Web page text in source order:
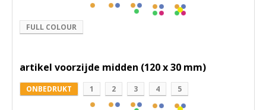
FULL COLOUR
artikel voorzijde midden (120 x 30 mm)
ONBEDRUKT 1 2 3 4 5